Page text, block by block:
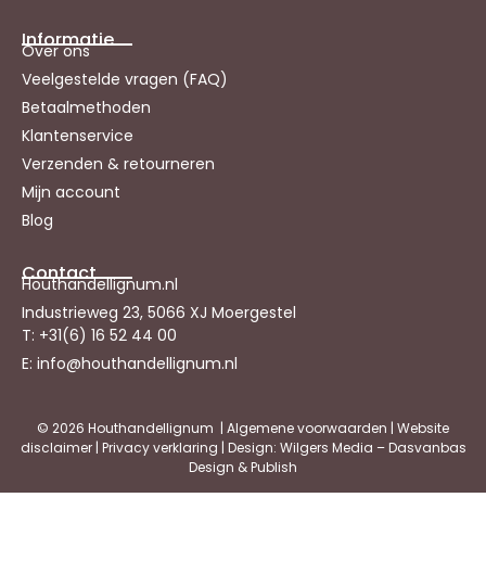
Informatie
Over ons
Veelgestelde vragen (FAQ)
Betaalmethoden
Klantenservice
Verzenden & retourneren
Mijn account
Blog
Contact
Houthandellignum.nl
Industrieweg 23, 5066 XJ Moergestel
T: +31(6) 16 52 44 00
E: info@houthandellignum.nl
© 2026 Houthandellignum | Algemene voorwaarden | Website
disclaimer| Privacy verklaring | Design: Wilgers Media – Dasvanbas
Design & Publish